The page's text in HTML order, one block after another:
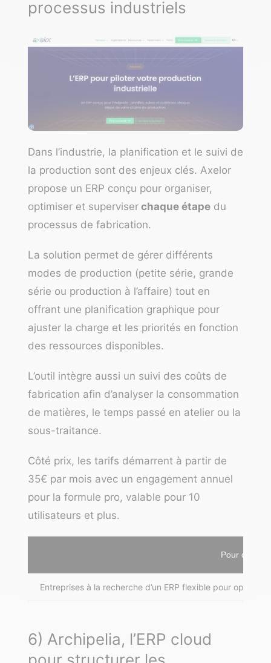
processus industriels
Dans l’industrie, la planification et le suivi de
la production sont des enjeux clés. Axelor
propose un ERP conçu pour organiser,
optimiser et superviser chaque étape du
processus de fabrication.
La solution permet de gérer différents
modes de production (petite série, grande
série ou production à l’affaire) tout en
offrant une planification graphique pour
ajuster la charge et les priorités en fonction
des ressources disponibles.
L’outil intègre aussi un suivi des coûts de
fabrication afin d’analyser la consommation
de matières, le temps passé en atelier ou la
sous-traitance.
Côté prix, les tarifs démarrent à partir de
35€ par mois avec un engagement annuel
pour la formule pro, valable pour 10
utilisateurs et plus.
Pour qui ?
Entreprises à la recherche d’un ERP flexible pour
6) Archipelia, l’ERP cloud